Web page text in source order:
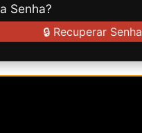
Senha?
🔒 Recuperar Senha